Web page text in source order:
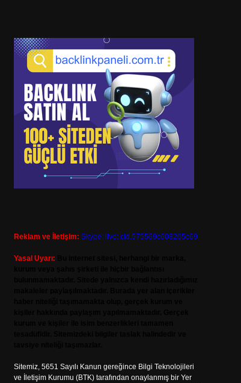
Reklam ve İletişim: Skype: live:.cid.575569c608265c69
Yasal Uyarı:
Sitemiz, 5651 Sayılı Kanun gereğince Bilgi Teknolojileri
ve İletişim Kurumu (BTK) tarafından onaylanmış bir Yer